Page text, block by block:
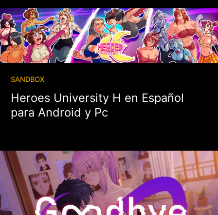
SANDBOX
Heroes University H en Español
para Android y Pc